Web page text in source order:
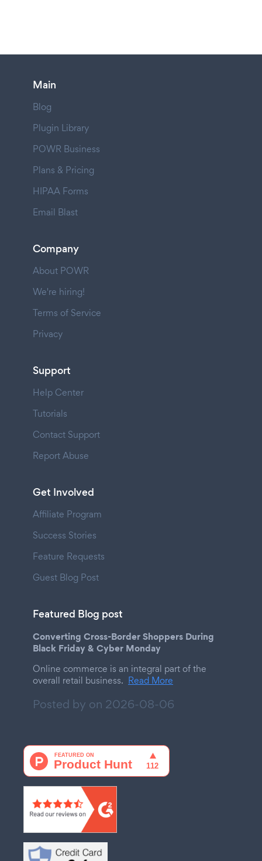
Main
Blog
Plugin Library
POWR Business
Plans & Pricing
HIPAA Forms
Email Blast
Company
About POWR
We're hiring!
Terms of Service
Privacy
Support
Help Center
Tutorials
Contact Support
Report Abuse
Get Involved
Affiliate Program
Success Stories
Feature Requests
Guest Blog Post
Featured Blog post
Converting Cross-Border Shoppers During
Black Friday & Cyber Monday
Online commerce is an integral part of the
overall retail business. Read More
Posted by on 2026-08-06